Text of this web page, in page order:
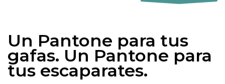
Un Pantone para tus
gafas. Un Pantone para
tus escaparates.